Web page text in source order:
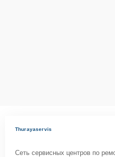
Thurayaservis
Сеть сервисных центров по